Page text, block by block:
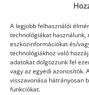
A legjobb felhasználói
technológiákat használunk,
eszközinformációkat és/
technológiákhoz való
adatokat dolgozzunk fel
vagy az egyedi azonosítók.
visszavonása hátrányosan
funkciókat.
Ingatlan
Művészetek és
Múzeumok
Szolgáltatás